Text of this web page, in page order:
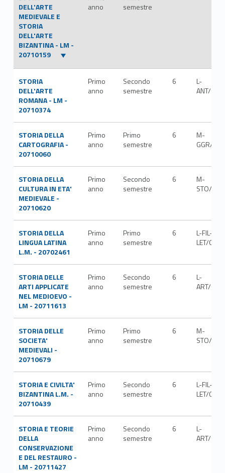
DELL'ARTE
MEDIEVALE E
STORIA
DELL'ARTE
BIZANTINA - LM -
20710159
anno
semestre
STORIA
DELL'ARTE
ROMANA - LM -
20710374
Primo
anno
Secondo
semestre
6
L-
ANT/07
STORIA DELLA
CARTOGRAFIA -
20710060
Primo
anno
Primo
semestre
6
M-
GGR/01
STORIA DELLA
CULTURA IN ETA'
MEDIEVALE -
20710620
Primo
anno
Secondo
semestre
6
M-
STO/01
STORIA DELLA
LINGUA LATINA
L.M. - 20702461
Primo
anno
Primo
semestre
6
L-FIL-
LET/04
STORIA DELLE
ARTI APPLICATE
NEL MEDIOEVO -
LM - 20711613
Primo
anno
Secondo
semestre
6
L-
ART/01
STORIA DELLE
SOCIETA'
MEDIEVALI -
20710679
Primo
anno
Primo
semestre
6
M-
STO/01
STORIA E CIVILTA'
BIZANTINA L.M. -
20710439
Primo
anno
Secondo
semestre
6
L-FIL-
LET/07
STORIA E TEORIE
DELLA
CONSERVAZIONE
E DEL RESTAURO -
LM - 20711427
Primo
anno
Secondo
semestre
6
L-
ART/04